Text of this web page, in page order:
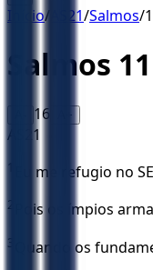
Início/ AS21/Salmos/
Salmos 11
16 A+
AS21
1 Eu me refugio no
2 Pois os ímpios
3 Quando os